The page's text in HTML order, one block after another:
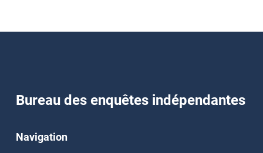
Bureau des enquêtes indépendantes
Navigation